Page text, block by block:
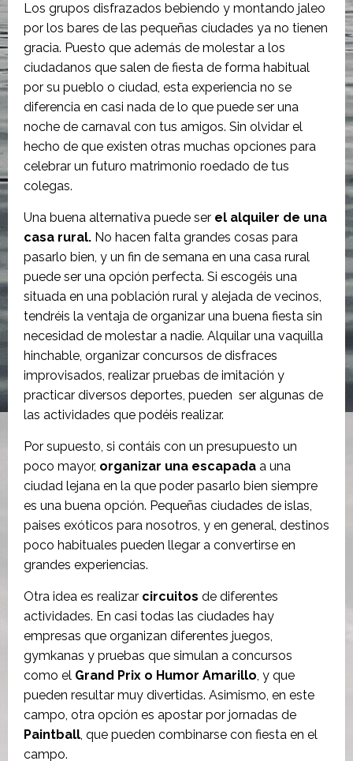
Los grupos disfrazados bebiendo y montando jaleo
por los bares de las pequeñas ciudades ya no tienen
gracia. Puesto que además de molestar a los
ciudadanos que salen de fiesta de forma habitual
por su pueblo o ciudad, esta experiencia no se
diferencia en casi nada de lo que puede ser una
noche de carnaval con tus amigos. Sin olvidar el
hecho de que existen otras muchas opciones para
celebrar un futuro matrimonio roedado de tus
colegas.
Una buena alternativa puede ser el alquiler de una
casa rural. No hacen falta grandes cosas para
pasarlo bien, y un fin de semana en una casa rural
puede ser una opción perfecta. Si escogéis una
situada en una población rural y alejada de vecinos,
tendréis la ventaja de organizar una buena fiesta sin
necesidad de molestar a nadie. Alquilar una vaquilla
hinchable, organizar concursos de disfraces
improvisados, realizar pruebas de imitación y
practicar diversos deportes, pueden ser algunas de
las actividades que podéis realizar.
Por supuesto, si contáis con un presupuesto un
poco mayor, organizar una escapada a una
ciudad lejana en la que poder pasarlo bien siempre
es una buena opción. Pequeñas ciudades de islas,
paises exóticos para nosotros, y en general, destinos
poco habituales pueden llegar a convertirse en
grandes experiencias.
Otra idea es realizar circuitos de diferentes
actividades. En casi todas las ciudades hay
empresas que organizan diferentes juegos,
gymkanas y pruebas que simulan a concursos
como el Grand Prix o Humor Amarillo, y que
pueden resultar muy divertidas. Asimismo, en este
campo, otra opción es apostar por jornadas de
Paintball, que pueden combinarse con fiesta en el
campo.